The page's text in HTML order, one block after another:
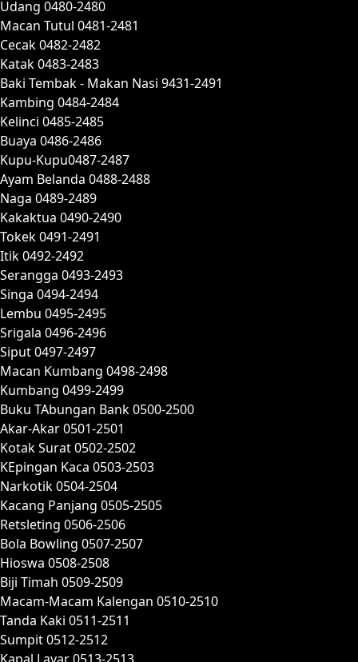
Udang 0480-2480
Macan Tutul 0481-2481
Cecak 0482-2482
Katak 0483-2483
Baki Tembak - Makan Nasi 9431-2491
Kambing 0484-2484
Kelinci 0485-2485
Buaya 0486-2486
Kupu-Kupu0487-2487
Ayam Belanda 0488-2488
Naga 0489-2489
Kakaktua 0490-2490
Tokek 0491-2491
Itik 0492-2492
Serangga 0493-2493
Singa 0494-2494
Lembu 0495-2495
Srigala 0496-2496
Siput 0497-2497
Macan Kumbang 0498-2498
Kumbang 0499-2499
Buku TAbungan Bank 0500-2500
Akar-Akar 0501-2501
Kotak Surat 0502-2502
KEpingan Kaca 0503-2503
Narkotik 0504-2504
Kacang Panjang 0505-2505
Retsleting 0506-2506
Bola Bowling 0507-2507
Hioswa 0508-2508
Biji Timah 0509-2509
Macam-Macam Kalengan 0510-2510
Tanda Kaki 0511-2511
Sumpit 0512-2512